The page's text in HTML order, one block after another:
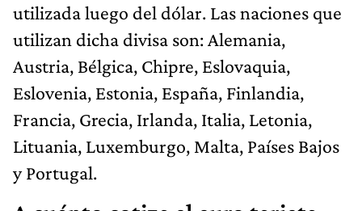
utilizada luego del dólar. Las naciones que
utilizan dicha divisa son: Alemania,
Austria, Bélgica, Chipre, Eslovaquia,
Eslovenia, Estonia, España, Finlandia,
Francia, Grecia, Irlanda, Italia, Letonia,
Lituania, Luxemburgo, Malta, Países Bajos
y Portugal.